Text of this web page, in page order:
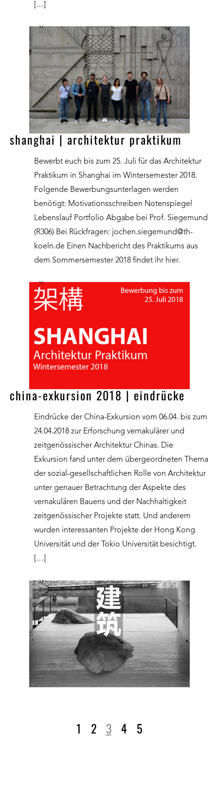
[…]
››
shanghai | architektur praktikum
Bewerbt euch bis zum 25. Juli für das Architektur
Praktikum in Shanghai im Wintersemester 2018.
Folgende Bewerbungsunterlagen werden
benötigt: Motivationsschreiben Notenspiegel
Lebenslauf Portfolio Abgabe bei Prof. Siegemund
(R306) Bei Rückfragen: jochen.siegemund@th-
koeln.de Einen Nachbericht des Praktikums aus
dem Sommersemester 2018 findet ihr hier.
››
china-exkursion 2018 | eindrücke
Eindrücke der China-Exkursion vom 06.04. bis zum
24.04.2018 zur Erforschung vernakulärer und
zeitgenössischer Architektur Chinas. Die
Exkursion fand unter dem übergeordneten Thema
der sozial-gesellschaftlichen Rolle von Architektur
unter genauer Betrachtung der Aspekte des
vernakulären Bauens und der Nachhaltigkeit
zeitgenössischer Projekte statt. Und anderem
wurden interessanten Projekte der Hong Kong
Universität und der Tokio Universität besichtigt.
[…]
››
1 2 3 4 5